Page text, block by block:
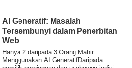
AI Generatif: Masalah
Tersembunyi dalam Penerbitan
Web
Hanya 2 daripada 3 Orang Mahir
Menggunakan AI GeneratifDaripada